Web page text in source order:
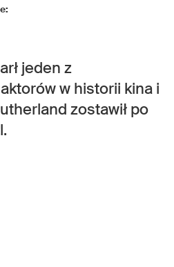
jeden z
w historii kina i
zostawił po